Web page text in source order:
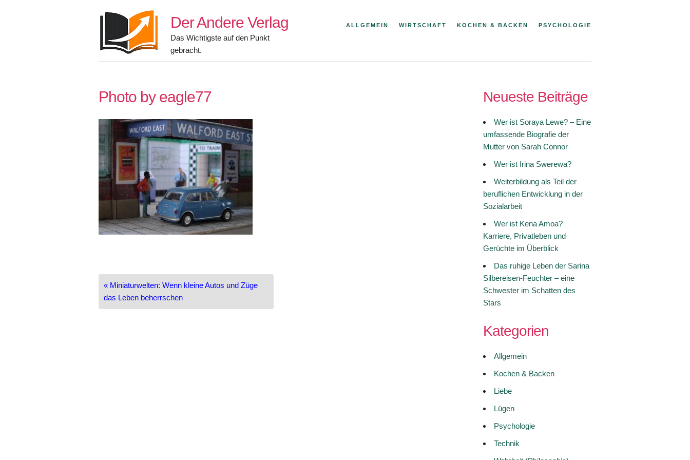
Der Andere Verlag
Das Wichtigste auf den Punkt
gebracht.
ALLGEMEIN WIRTSCHAFT KOCHEN & BACKEN PSYCHOLOGIE
Photo by eagle77
Beitragsnavigation
« Miniaturwelten: Wenn kleine Autos und Züge
das Leben beherrschen
Neueste Beiträge
Wer ist Soraya Lewe? – Eine
umfassende Biografie der
Mutter von Sarah Connor
Wer ist Irina Swerewa?
Weiterbildung als Teil der
beruflichen Entwicklung in der
Sozialarbeit
Wer ist Kena Amoa?
Karriere, Privatleben und
Gerüchte im Überblick
Das ruhige Leben der Sarina
Silbereisen-Feuchter – eine
Schwester im Schatten des
Stars
Kategorien
Allgemein
Kochen & Backen
Liebe
Lügen
Psychologie
Technik